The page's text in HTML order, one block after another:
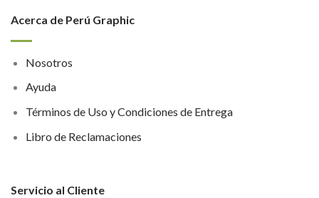
Acerca de Perú Graphic
Nosotros
Ayuda
Términos de Uso y Condiciones de Entrega
Libro de Reclamaciones
Servicio al Cliente